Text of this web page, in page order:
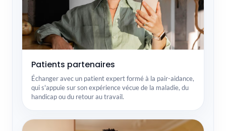
Patients partenaires
Échanger avec un patient expert formé à la pair-aidance,
qui s'appuie sur son expérience vécue de la maladie, du
handicap ou du retour au travail.